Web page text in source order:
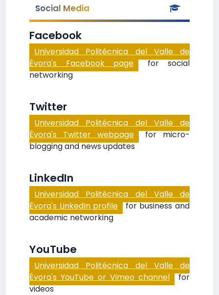
Social Media
Facebook
Universidad Politécnica del Valle de
Évora's Facebook page for social
networking
Twitter
Universidad Politécnica del Valle de
Évora's Twitter webpage for micro-
blogging and news updates
LinkedIn
Universidad Politécnica del Valle de
Évora's LinkedIn profile for business and
academic networking
YouTube
Universidad Politécnica del Valle de
Évora's YouTube or Vimeo channel for
videos